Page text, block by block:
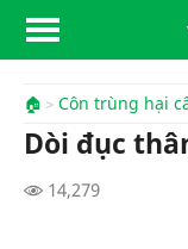
🏠 Côn trùng hại
Dòi đục
14,279